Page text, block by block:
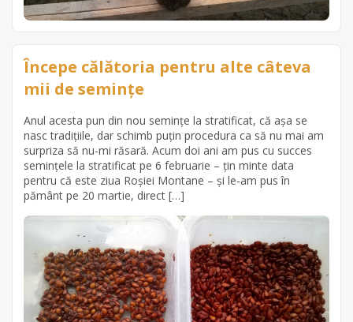
Începe călătoria pentru alte câteva
mii de semințe
Anul acesta pun din nou semințe la stratificat, că așa se
nasc tradițiile, dar schimb puțin procedura ca să nu mai am
surpriza să nu-mi răsară. Acum doi ani am pus cu succes
semințele la stratificat pe 6 februarie – țin minte data
pentru că este ziua Roșiei Montane – și le-am pus în
pământ pe 20 martie, direct […]